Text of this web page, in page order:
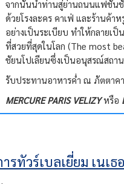
จากนั้นนำท่านสู่ย่านถนนแฟชั่น
ด้วยโรงละคร คาเฟ่ และร้านค้า
อย่างเป็นระเบียบ ทำให้กลายเ
ที่สวยที่สุดในโลก (The most
ชัยนโปเลียนซึ่งเป็นอนุสรณ์สถา
รับประทานอาหารค่ำ ณ ภัตตาค
MERCURE PARIS VELIZYหรือ
รทัวร์เบลเยี่ยม เนเ